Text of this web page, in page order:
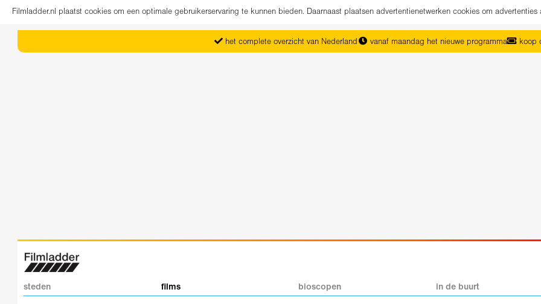
Filmladder.nl plaatst cookies om een optimale gebruikerservaring te kunnen bieden. Daarnaast plaatsen advertentienetwerken cookies om
het complete overzicht van Nederland vanaf maandag het nieuwe programma koop
steden films bioscopen in de buurt